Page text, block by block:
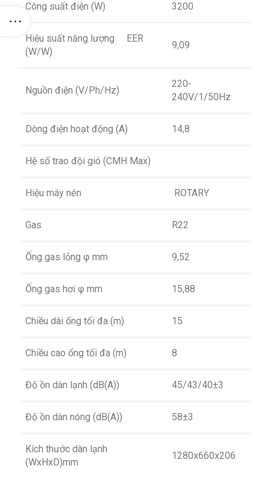
Công suất điện (W) 3200
Hiệu suất năng lượng EER
(W/W)
9,09
Nguồn điện (V/Ph/Hz)
220-
240V/1/50Hz
Dòng điện hoạt động (A) 14,8
Hệ số trao đội gió (CMH Max)
Hiệu máy nén ROTARY
Gas R22
Ống gas lỏng φ mm 9,52
Ống gas hơi φ mm 15,88
Chiều dài ống tối đa (m) 15
Chiều cao ống tối đa (m) 8
Độ ồn dàn lạnh (dB(A)) 45/43/40±3
Độ ồn dàn nóng (dB(A)) 58±3
Kích thước dàn lạnh
(WxHxD)mm
1280x660x206